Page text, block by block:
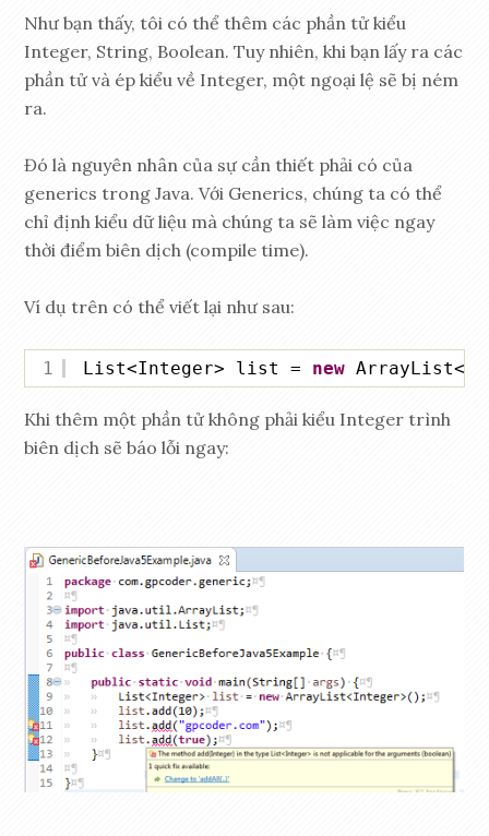
Như bạn thấy, tôi có thể thêm các phần tử kiểu
Integer, String, Boolean. Tuy nhiên, khi bạn lấy ra các
phần tử và ép kiểu về Integer, một ngoại lệ sẽ bị ném
ra.
Đó là nguyên nhân của sự cần thiết phải có của
generics trong Java. Với Generics, chúng ta có thể
chỉ định kiểu dữ liệu mà chúng ta sẽ làm việc ngay
thời điểm biên dịch (compile time).
Ví dụ trên có thể viết lại như sau:
1 List<Integer> list = new
Khi thêm một phần tử không phải kiểu Integer trình
biên dịch sẽ báo lỗi ngay: